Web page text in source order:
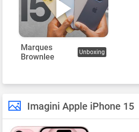
Marques
Brownlee
Unboxing
Imagini Apple iPhone 15